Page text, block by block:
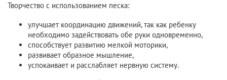
Творчество с использованием песка:
улучшает координацию движений, так как ребенку
необходимо задействовать обе руки одновременно,
способствует развитию мелкой моторики,
развивает образное мышление,
успокаивает и расслабляет нервную систему.